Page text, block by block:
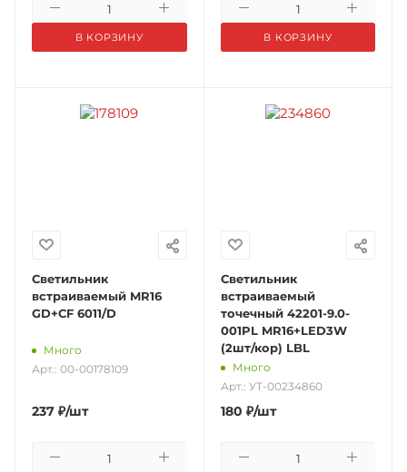
В КОРЗИНУ В КОРЗИНУ
Светильник
встраиваемый MR16
GD+CF 6011/D
Много
Арт.: 00-00178109
237 ₽/шт
Светильник
встраиваемый
точечный 42201-9.0-
001PL MR16+LED3W
(2шт/кор) LBL
Много
Арт.: УТ-00234860
180 ₽/шт